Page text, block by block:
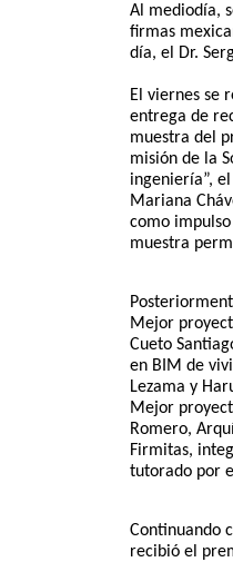
Al mediodía,
firmas
día, el Dr.
El viernes se
entrega de
muestra del
misión de la
ingeniería”,
Mariana
como
muestra
Mejor
Cueto
en BIM de
Lezama y
Mejor
Romero,
Firmitas,
tutorado por
Continuando
recibió el